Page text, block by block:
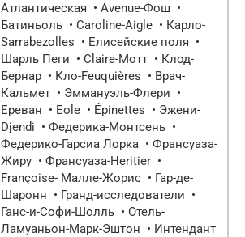
Атлантическая • Avenue-Фош •
Батиньоль • Caroline-Aigle • Карло-
Sarrabezolles • Елисейские поля •
Шарль Пеги • Claire-Мотт • Клод-
Бернар • Кло-Feuquières • Врач-
Кальмет • Эммануэль-Флери •
Ереван • Eole • Épinettes • Эжени-
Djendi • Федерика-Монтсень •
Федерико-Гарсиа Лорка • Франсуаза-
Жиру • Франсуаза-Heritier •
Françoise- Малле-Жорис • Гар-де-
Шаронн • Гранд-исследователи •
Ганс-и-Софи-Шолль • Отель-
Ламуаньон-Марк-Эштон • Интендант